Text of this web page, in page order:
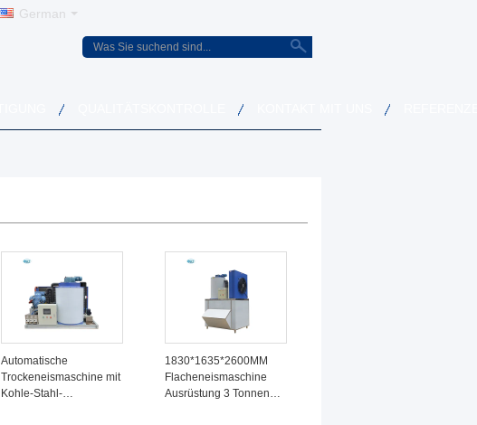
German
Automatische
Trockeneismaschine mit
Kohle-Stahl-
1830*1635*2600MM
Flacheneismaschine
Ausrüstung 3 Tonnen